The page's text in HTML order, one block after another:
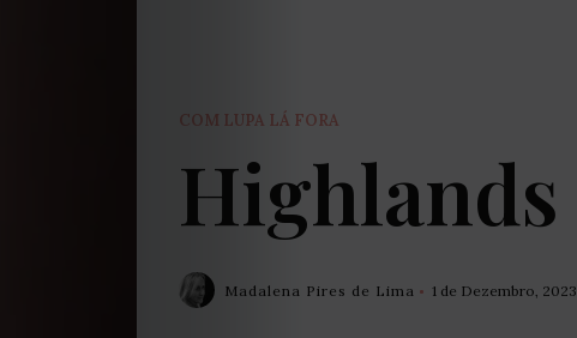
COM LUPA LÁ FORA
Highlands
Madalena Pires de Lima 1 de Dezembro, 2023